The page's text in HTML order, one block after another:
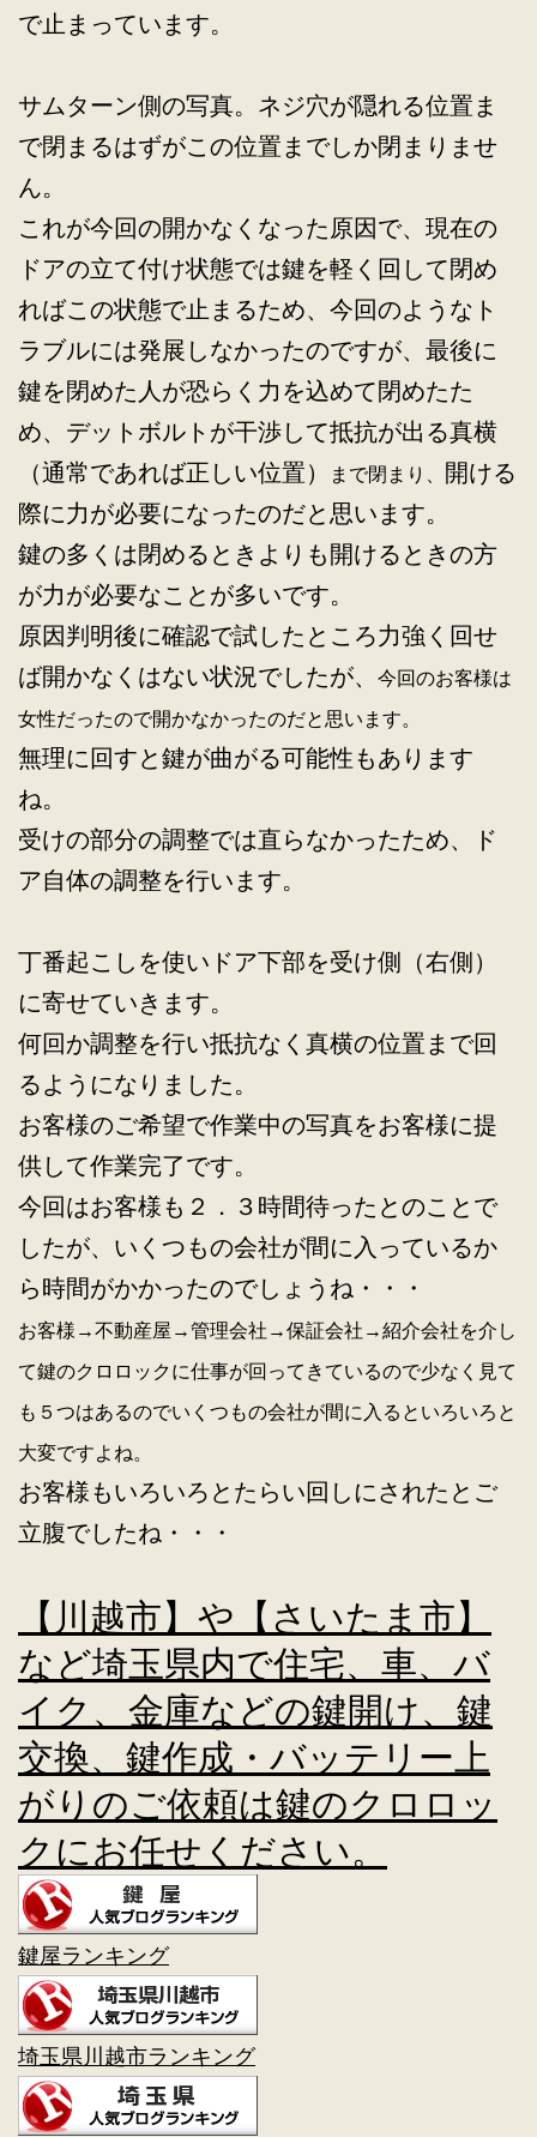
で止まっています。
サムターン側の写真。ネジ穴が隠れる位置ま
で閉まるはずがこの位置までしか閉まりませ
ん。
これが今回の開かなくなった原因で、現在の
ドアの立て付け状態では鍵を軽く回して閉め
ればこの状態で止まるため、今回のようなト
ラブルには発展しなかったのですが、最後に
鍵を閉めた人が恐らく力を込めて閉めたた
め、デットボルトが干渉して抵抗が出る真横
（通常であれば正しい位置）
まで閉まり、
開ける
際に力が必要になったのだと思います。
鍵の多くは閉めるときよりも開けるときの方
が力が必要なことが多いです。
原因判明後に確認で試したところ力強く回せ
ば開かなくはない状況でしたが、
今回のお客様は
女性だったので開かなかったのだと思います。
無理に回すと鍵が曲がる可能性もあります
ね。
受けの部分の調整では直らなかったため、ド
ア自体の調整を行います。
丁番起こしを使いドア下部を受け側（右側）
に寄せていきます。
何回か調整を行い抵抗なく真横の位置まで回
るようになりました。
お客様のご希望で作業中の写真をお客様に提
供して作業完了です。
今回はお客様も２．３時間待ったとのことで
したが、いくつもの会社が間に入っているか
ら時間がかかったのでしょうね・・・
お客様→不動産屋→管理会社→保証会社→紹介会社を介し
て鍵のクロロックに仕事が回ってきているので少なく見て
も ５つはあるのでいくつもの会社が間に入るといろいろと
大変ですよね。
お客様もいろいろとたらい回しにされたとご
立腹でしたね・・・
【川越市】や【さいたま市】
など埼玉県内で住宅、車、バ
イク、金庫などの鍵開け、鍵
交換、鍵作成・バッテリー上
がりのご依頼は鍵のクロロッ
クにお任せください。
鍵屋ランキング
埼玉県川越市ランキング